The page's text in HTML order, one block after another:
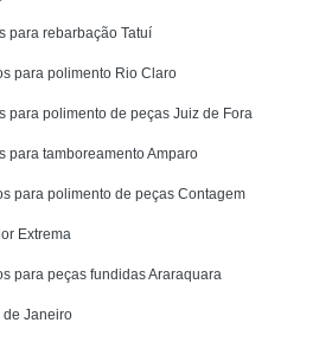
para rebarbação Tatuí
para polimento Rio Claro
para polimento de peças Juiz de Fora
para tamboreamento Amparo
para polimento de peças Contagem
Extrema
para peças fundidas Araraquara
de Janeiro